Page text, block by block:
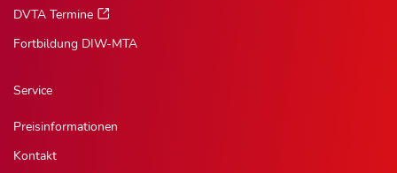
DVTA Termine
Fortbildung DIW-MTA
Service
Preisinformationen
Kontakt